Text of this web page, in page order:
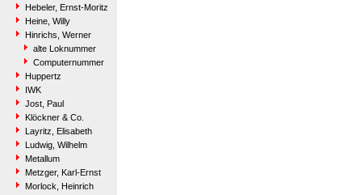
Hebeler, Ernst-Moritz
Heine, Willy
Hinrichs, Werner
alte Loknummer
Computernummer
Huppertz
IWK
Jost, Paul
Klöckner & Co.
Layritz, Elisabeth
Ludwig, Wilhelm
Metallum
Metzger, Karl-Ernst
Morlock, Heinrich